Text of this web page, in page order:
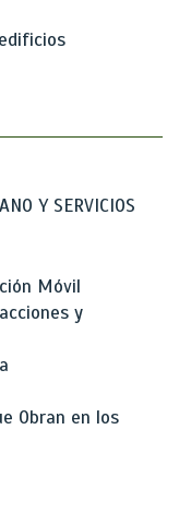
Y SERVICIOS
Móvil
y
Obran en los